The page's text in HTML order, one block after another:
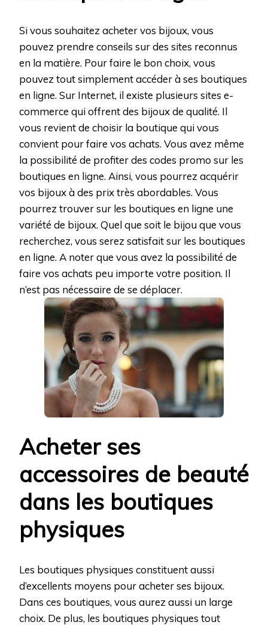
Si vous souhaitez acheter vos bijoux, vous
pouvez prendre conseils sur des sites reconnus
en la matière. Pour faire le bon choix, vous
pouvez tout simplement accéder à ses boutiques
en ligne. Sur Internet, il existe plusieurs sites e-
commerce qui offrent des bijoux de qualité. Il
vous revient de choisir la boutique qui vous
convient pour faire vos achats. Vous avez même
la possibilité de profiter des codes promo sur les
boutiques en ligne. Ainsi, vous pourrez acquérir
vos bijoux à des prix très abordables. Vous
pourrez trouver sur les boutiques en ligne une
variété de bijoux. Quel que soit le bijou que vous
recherchez, vous serez satisfait sur les boutiques
en ligne. A noter que vous avez la possibilité de
faire vos achats peu importe votre position. Il
n’est pas nécessaire de se déplacer.
Acheter ses
accessoires de beauté
dans les boutiques
physiques
Les boutiques physiques constituent aussi
d’excellents moyens pour acheter ses bijoux.
Dans ces boutiques, vous aurez aussi un large
choix. De plus, les boutiques physiques tout